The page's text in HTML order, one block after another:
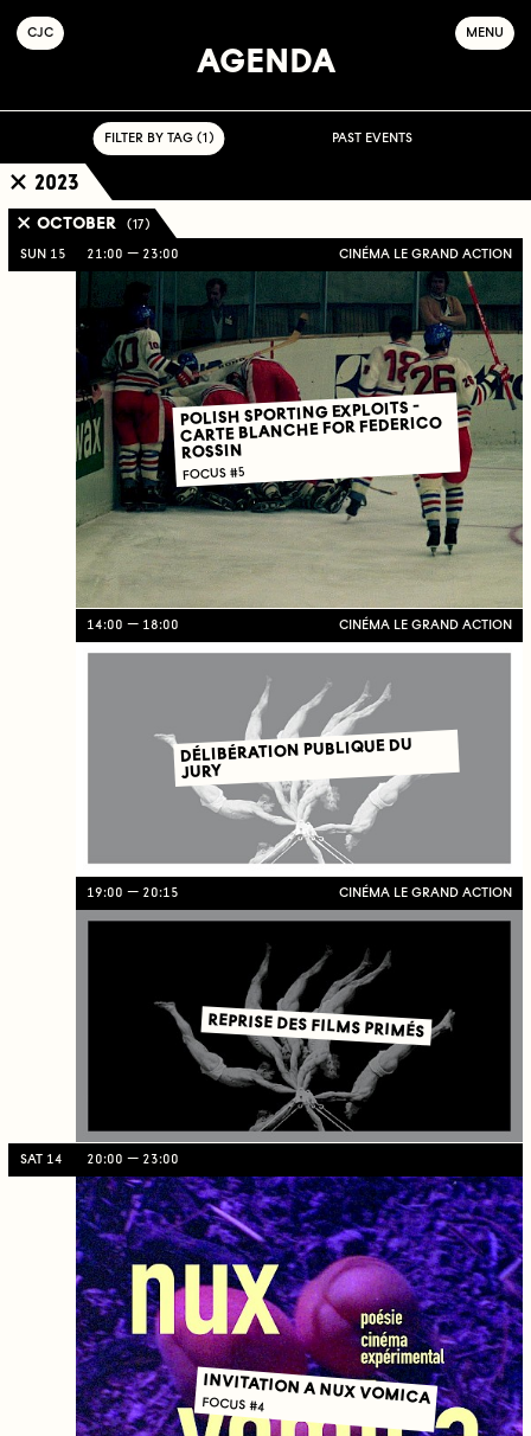
COLLECTIF
JEUNE
C INÉMA MENU
AGENDA
FILTER BY TAG ( 1 ) PAST EVENTS
2023
OCTOBER
( 17 )
SUN 15
21:00 23:00 CINÉMA LE GRAND ACTION
POLISH SPORTING EXPLOITS -
CARTE BLANCHE FOR FEDERICO
ROSSIN
FOCUS #5
14:00 18:00 CINÉMA LE GRAND ACTION
DÉLIBÉRATION PUBLIQUE DU
JURY
19:00 20:15 CINÉMA LE GRAND ACTION
REPRISE DES FILMS PRIMÉS
SAT 14 20:00 23:00
INVITATION A NUX VOMICA
FOCUS #4